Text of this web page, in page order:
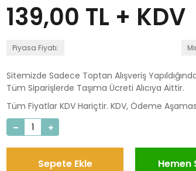
139,00 TL + KDV
Piyasa Fiyatı:
Sitemizde Sadece Toptan Alışveriş
Tüm Siparişlerde Taşıma Ücreti Alıcıya Aittir.
Tüm Fiyatlar KDV Hariçtir. KDV, Ödeme
Sepete Ekle Hemen